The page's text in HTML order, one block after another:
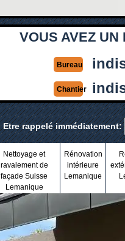
VOUS AVEZ UN
Bureau
Chantier
Etre rappelé immédiatement:
Nettoyage et
ravalement de
façade Suisse
Lemanique
Rénovation
intérieure
Lemanique